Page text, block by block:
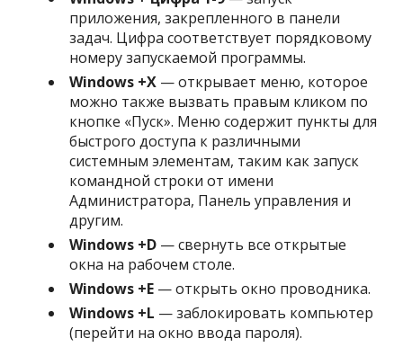
приложения, закрепленного в панели
задач. Цифра соответствует порядковому
номеру запускаемой программы.
Windows +X — открывает меню, которое
можно также вызвать правым кликом по
кнопке «Пуск». Меню содержит пункты для
быстрого доступа к различными
системным элементам, таким как запуск
командной строки от имени
Администратора, Панель управления и
другим.
Windows +D — свернуть все открытые
окна на рабочем столе.
Windows +E — открыть окно проводника.
Windows +L — заблокировать компьютер
(перейти на окно ввода пароля).